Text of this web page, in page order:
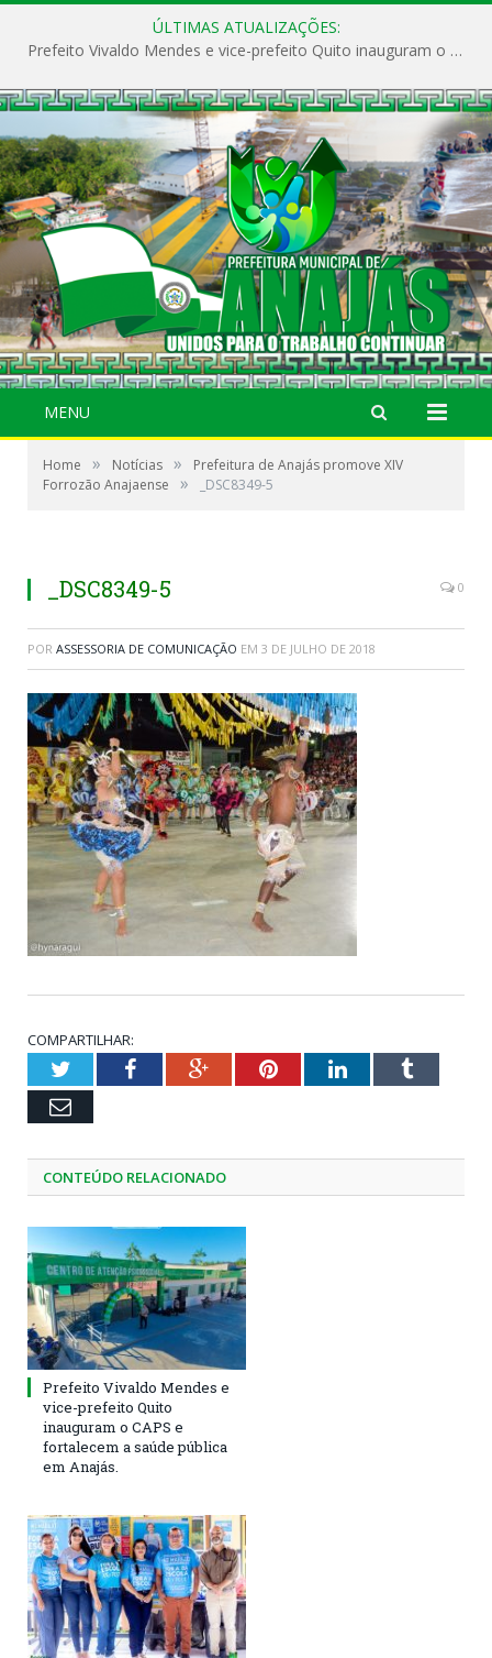
ÚLTIMAS ATUALIZAÇÕES:
Prefeito Vivaldo Mendes e vice-prefeito Quito inauguram o CAPS e fortalecem a saúde pública em Anajás.
MENU
Home » Notícias »
Prefeitura de Anajás promove XIV
Forrozão Anajaense
» _DSC8349-5
_DSC8349-5 0
POR ASSESSORIA DE COMUNICAÇÃO EM 3 DE JULHO DE 2018
COMPARTILHAR:
TwitterFacebookGoogle+PinterestLinkedInTumblr
Email
CONTEÚDO RELACIONADO
Prefeito Vivaldo Mendes e
vice-prefeito Quito
inauguram o CAPS e
fortalecem a saúde pública
em Anajás.